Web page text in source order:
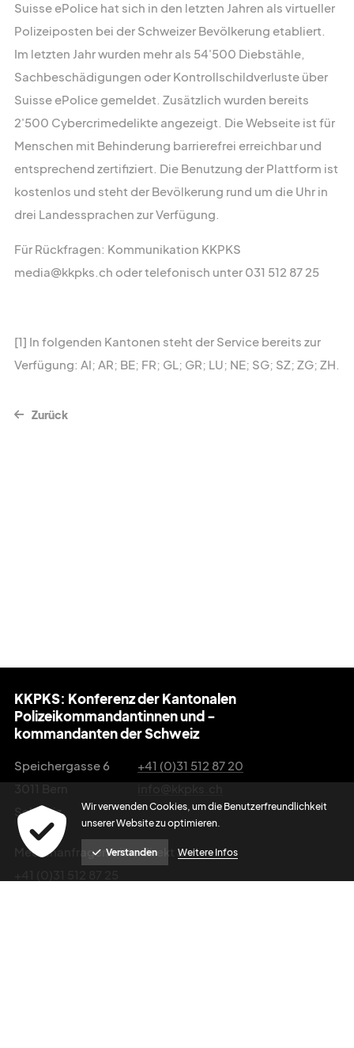
Suisse ePolice hat sich in den letzten Jahren als virtueller
Polizeiposten bei der Schweizer Bevölkerung etabliert.
Im letzten Jahr wurden mehr als 54'500 Diebstähle,
Sachbeschädigungen oder Kontrollschildverluste über
Suisse ePolice gemeldet. Zusätzlich wurden bereits
2'500 Cybercrimedelikte angezeigt. Die Webseite ist für
Menschen mit Behinderung barrierefrei erreichbar und
entsprechend zertifiziert. Die Benutzung der Plattform ist
kostenlos und steht der Bevölkerung rund um die Uhr in
drei Landessprachen zur Verfügung.
Für Rückfragen: Kommunikation KKPKS
media@kkpks.ch oder telefonisch unter 031 512 87 25
[1] In folgenden Kantonen steht der Service bereits zur
Verfügung: AI; AR; BE; FR; GL; GR; LU; NE; SG; SZ; ZG; ZH.
Zurück
KKPKS: Konferenz der Kantonalen
Polizeikommandantinnen und -
kommandanten der Schweiz
Speichergasse 6
Schweiz
+41 (0)31 512 87 20
Medienanfragen bitte direkt an:
Wir verwenden Cookies, um die Benutzerfreundlichkeit
unserer Website zu optimieren.
Verstanden Weitere Infos